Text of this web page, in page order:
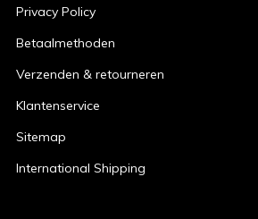
Privacy Policy
Betaalmethoden
Verzenden & retourneren
Klantenservice
Sitemap
International Shipping